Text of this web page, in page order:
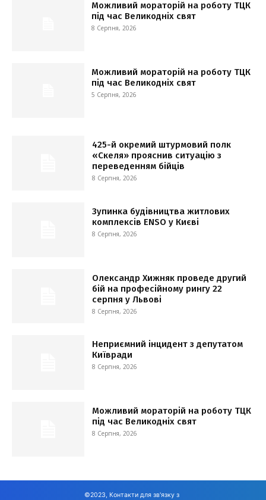
Можливий мораторій на роботу ТЦК
під час Великодніх свят
8 Серпня, 2026
Можливий мораторій на роботу ТЦК
під час Великодніх свят
5 Серпня, 2026
425-й окремий штурмовий полк
«Скеля» прояснив ситуацію з
переведенням бійців
8 Серпня, 2026
Зупинка будівництва житлових
комплексів ENSO у Києві
8 Серпня, 2026
Олександр Хижняк проведе другий
бій на професійному рингу 22
серпня у Львові
8 Серпня, 2026
Неприємний інцидент з депутатом
Київради
8 Серпня, 2026
Можливий мораторій на роботу ТЦК
під час Великодніх свят
8 Серпня, 2026
©2023, Контакти для зв'язку з